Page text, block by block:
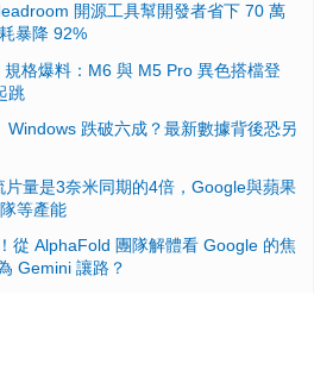
開源工具幫開發者省下 70 萬
暴降 92%
格爆料：M6 與 M5 Pro 異色搭檔登
跳
Windows 跌破六成？最新數據背後恐另
片量是3奈米同期的4倍，Google與蘋果
等產能
從 AlphaFold 團隊解體看 Google 的焦
Gemini 讓路？